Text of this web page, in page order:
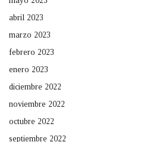
abril 2023
marzo 2023
febrero 2023
enero 2023
diciembre 2022
noviembre 2022
octubre 2022
septiembre 2022